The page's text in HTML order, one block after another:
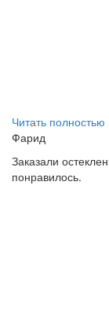
Читать полностью
Фарид
Заказали
понравилось.